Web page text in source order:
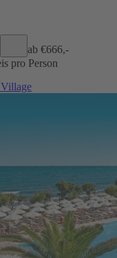
ab €666,-
pro Person